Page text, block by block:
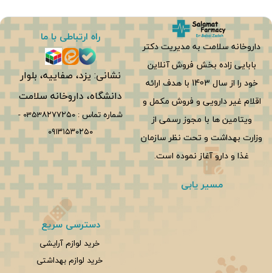
داروخانه سلامت به مدیریت دکتر
بابایی زاده بخش فروش آنلاین
خود را از سال 1403 با هدف ارائه
اقلام غیر دارویی و فروش مکمل و
ویتامین ها با مجوز رسمی از
وزارت بهداشت و تحت نظر سازمان
غذا و دارو آغاز نموده است.
راه ارتباطی با ما
نشانی: یزد، صفاییه، بلوار
دانشگاه، داروخانه سلامت
شماره تماس :0353۸۲۷۷۲۵۰ -
۰۹۱۳۱۵۳۰۲۵۰
مسیر یابی
دسترسی سریع
خرید لوازم آرایشی
خرید لوازم بهداشتی